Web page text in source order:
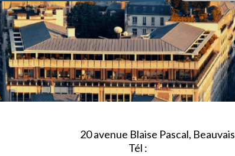
20 avenue Blaise Pascal,
Tél :